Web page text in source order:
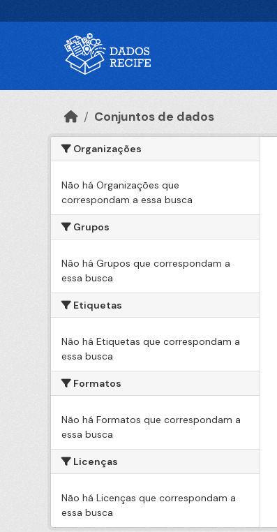
Conjuntos de dados
Organizações
Não há Organizações que
correspondam a essa busca
Grupos
Não há Grupos que correspondam a
essa busca
Etiquetas
Não há Etiquetas que correspondam a
essa busca
Formatos
Não há Formatos que correspondam a
essa busca
Licenças
Não há Licenças que correspondam a
essa busca